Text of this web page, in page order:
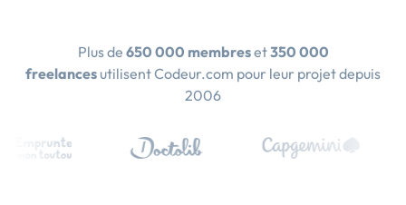
Plus de 650 000 membreset350 000
freelances utilisent Codeur.com pour leur projet depuis
2006